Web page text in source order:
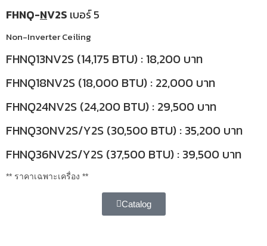
FHNQ-NV2S เบอร์ 5
Non-Inverter Ceiling
FHNQ13NV2S (14,175 BTU) : 18,200 บาท
FHNQ18NV2S (18,000 BTU) : 22,000 บาท
FHNQ24NV2S (24,200 BTU) : 29,500 บาท
FHNQ30NV2S/Y2S (30,500 BTU) : 35,200 บาท
FHNQ36NV2S/Y2S (37,500 BTU) : 39,500 บาท
** ราคาเฉพาะเครื่อง **
Catalog